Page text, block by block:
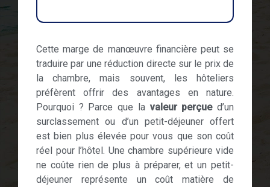
Cette marge de manœuvre financière peut se
traduire par une réduction directe sur le prix de
la chambre, mais souvent, les hôteliers
préfèrent offrir des avantages en nature.
Pourquoi ? Parce que la valeur perçued’un
surclassement ou d’un petit-déjeuner offert
est bien plus élevée pour vous que son coût
réel pour l’hôtel. Une chambre supérieure vide
ne coûte rien de plus à préparer, et un petit-
déjeuner représente un coût matière de